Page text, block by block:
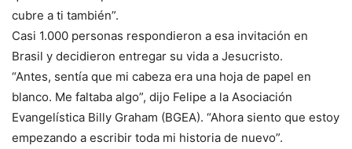
cubre a ti también”.
Casi 1.000 personas respondieron a esa invitación en
Brasil y decidieron entregar su vida a Jesucristo.
“Antes, sentía que mi cabeza era una hoja de papel en
blanco. Me faltaba algo”, dijo Felipe a la Asociación
Evangelística Billy Graham (BGEA). “Ahora siento que estoy
empezando a escribir toda mi historia de nuevo”.